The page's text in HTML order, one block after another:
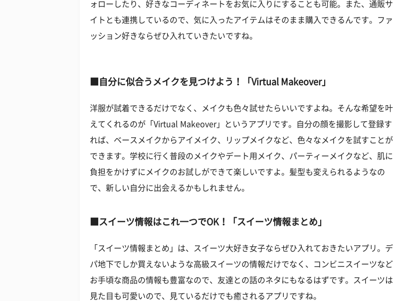
ォローしたり、好きなコーディネートをお気に入りにすることも可能。また、通販サ
イトとも連携しているので、気に入ったアイテムはそのまま購入できるんです。ファ
ッション好きならぜひ入れていきたいですね。
■自分に似合うメイクを見つけよう！「Virtual Makeover」
洋服が試着できるだけでなく、メイクも色々試せたらいいですよね。そんな希望を叶
えてくれるのが「Virtual Makeover」というアプリです。自分の顔を撮影して登録す
れば、ベースメイクからアイメイク、リップメイクなど、色々なメイクを試すことが
できます。学校に行く普段のメイクやデート用メイク、パーティーメイクなど、肌に
負担をかけずにメイクのお試しができて楽しいですよ。髪型も変えられるようなの
で、新しい自分に出会えるかもしれません。
■スイーツ情報はこれ一つでOK！「スイーツ情報まとめ」
「スイーツ情報まとめ」は、スイーツ大好き女子ならぜひ入れておきたいアプリ。デ
パ地下でしか買えないような高級スイーツの情報だけでなく、コンビニスイーツなど
お手頃な商品の情報も豊富なので、友達との話のネタにもなるはずです。スイーツは
見た目も可愛いので、見ているだけでも癒されるアプリですね。